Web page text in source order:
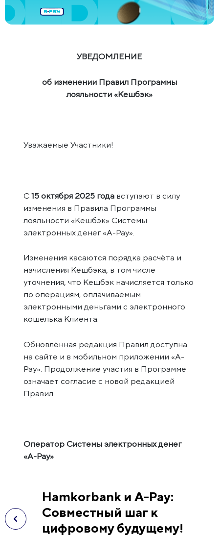
УВЕДОМЛЕНИЕ
об изменении Правил Программы
лояльности «Кешбэк»
Уважаемые Участники!
С15 октября 2025 года вступают в силу
изменения в Правила Программы
лояльности «Кешбэк» Системы
электронных денег «A-Pay».
Изменения касаются порядка расчёта и
начисления Кешбэка, в том числе
уточнения, что Кешбэк начисляется только
по операциям, оплачиваемым
электронными деньгами с электронного
кошелька Клиента.
Обновлённая редакция Правил доступна
на сайте и в мобильном приложении «A-
Pay». Продолжение участия в Программе
означает согласие с новой редакцией
Правил.
Оператор Системы электронных денег
«A-Pay»
Hamkorbank и A-Pay:
Совместный шаг к
цифровому будущему!